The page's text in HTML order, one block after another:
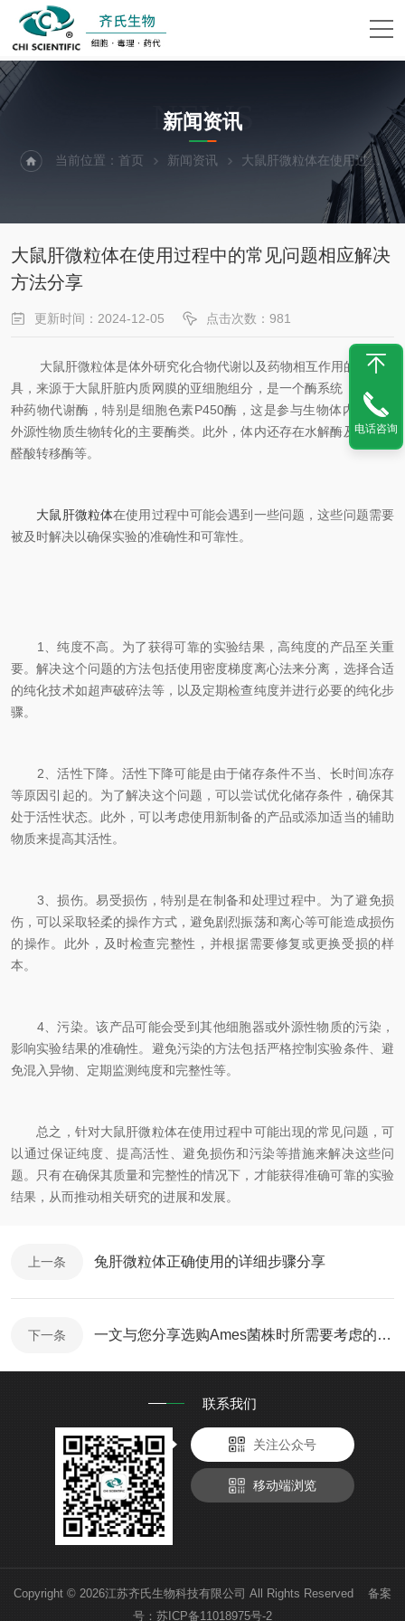
NEWS
新闻资讯
当前位置：首页 新闻资讯 大鼠肝微粒体在使用过程中的常见问题相应解决方法分享
大鼠肝微粒体在使用过程中的常见问题相应解决
方法分享
更新时间：2024-12-05 点击次数：981
大鼠肝微粒体是体外研究化合物代谢以及药物相互作用的重要工
具，来源于大鼠肝脏内质网膜的亚细胞组分，是一个酶系统，富含多
种药物代谢酶，特别是细胞色素P450酶，这是参与生物体内原性和
外源性物质生物转化的主要酶类。此外，体内还存在水解酶及葡萄糖
醛酸转移酶等。
大鼠肝微粒体在使用过程中可能会遇到一些问题，这些问题需要
被及时解决以确保实验的准确性和可靠性。
1、纯度不高。为了获得可靠的实验结果，高纯度的产品至关重
要。解决这个问题的方法包括使用密度梯度离心法来分离，选择合适
的纯化技术如超声破碎法等，以及定期检查纯度并进行必要的纯化步
骤。
2、活性下降。活性下降可能是由于储存条件不当、长时间冻存
等原因引起的。为了解决这个问题，可以尝试优化储存条件，确保其
处于活性状态。此外，可以考虑使用新制备的产品或添加适当的辅助
物质来提高其活性。
3、损伤。易受损伤，特别是在制备和处理过程中。为了避免损
伤，可以采取轻柔的操作方式，避免剧烈振荡和离心等可能造成损伤
的操作。此外，及时检查完整性，并根据需要修复或更换受损的样
本。
4、污染。该产品可能会受到其他细胞器或外源性物质的污染，
影响实验结果的准确性。避免污染的方法包括严格控制实验条件、避
免混入异物、定期监测纯度和完整性等。
总之，针对大鼠肝微粒体在使用过程中可能出现的常见问题，可
以通过保证纯度、提高活性、避免损伤和污染等措施来解决这些问
题。只有在确保其质量和完整性的情况下，才能获得准确可靠的实验
结果，从而推动相关研究的进展和发展。
上一条 兔肝微粒体正确使用的详细步骤分享
下一条 一文与您分享选购Ames菌株时所需要考虑的关键因素
联系我们
关注公众号
移动端浏览
Copyright © 2026江苏齐氏生物科技有限公司 All Rights Reserved 备案
号： 苏ICP备11018975号-2
电话咨询